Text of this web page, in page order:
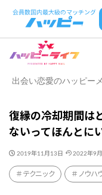
出会い恋愛のハッピー
復縁の冷却期間は
ないってほんとに
2019年11月13日 2022年9
テクニック ノウハ